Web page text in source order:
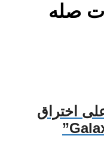
صله
اختراق